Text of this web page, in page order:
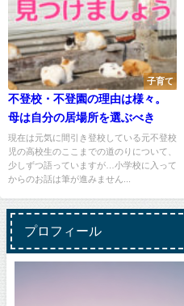
子育て
不登校・不登園の理由は様々。
母は自分の居場所を選ぶべき
現在は元気に間引き登校している元不登校
児の高校生のここまでの道のりについて、
少しずつ語っていますが…小学校に入って
からのお話は筆が進みません...
プロフィール